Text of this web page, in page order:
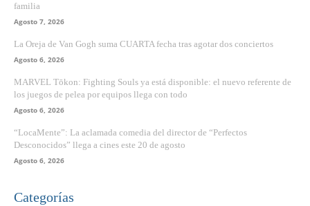
familia
Agosto 7, 2026
La Oreja de Van Gogh suma CUARTA fecha tras agotar dos conciertos
Agosto 6, 2026
MARVEL Tōkon: Fighting Souls ya está disponible: el nuevo referente de
los juegos de pelea por equipos llega con todo
Agosto 6, 2026
“LocaMente”: La aclamada comedia del director de “Perfectos
Desconocidos” llega a cines este 20 de agosto
Agosto 6, 2026
Categorías